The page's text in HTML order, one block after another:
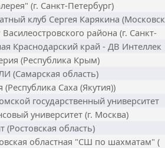
(г. Санкт-Петербург)
клуб Сергея Карякина (Московск
района (г. Санкт-
Краснодарский край - ДВ Интеллек
(Республика Крым)
(Самарская область)
(Республика Саха (Якутия))
государственный университет
университет (г. Москва)
(Ростовская область)
областная "СШ по шахматам" (